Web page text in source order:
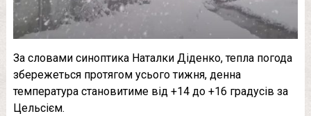
За словами синоптика Наталки Діденко, тепла погода
збережеться протягом усього тижня, денна
температура становитиме від +14 до +16 градусів за
Цельсієм.